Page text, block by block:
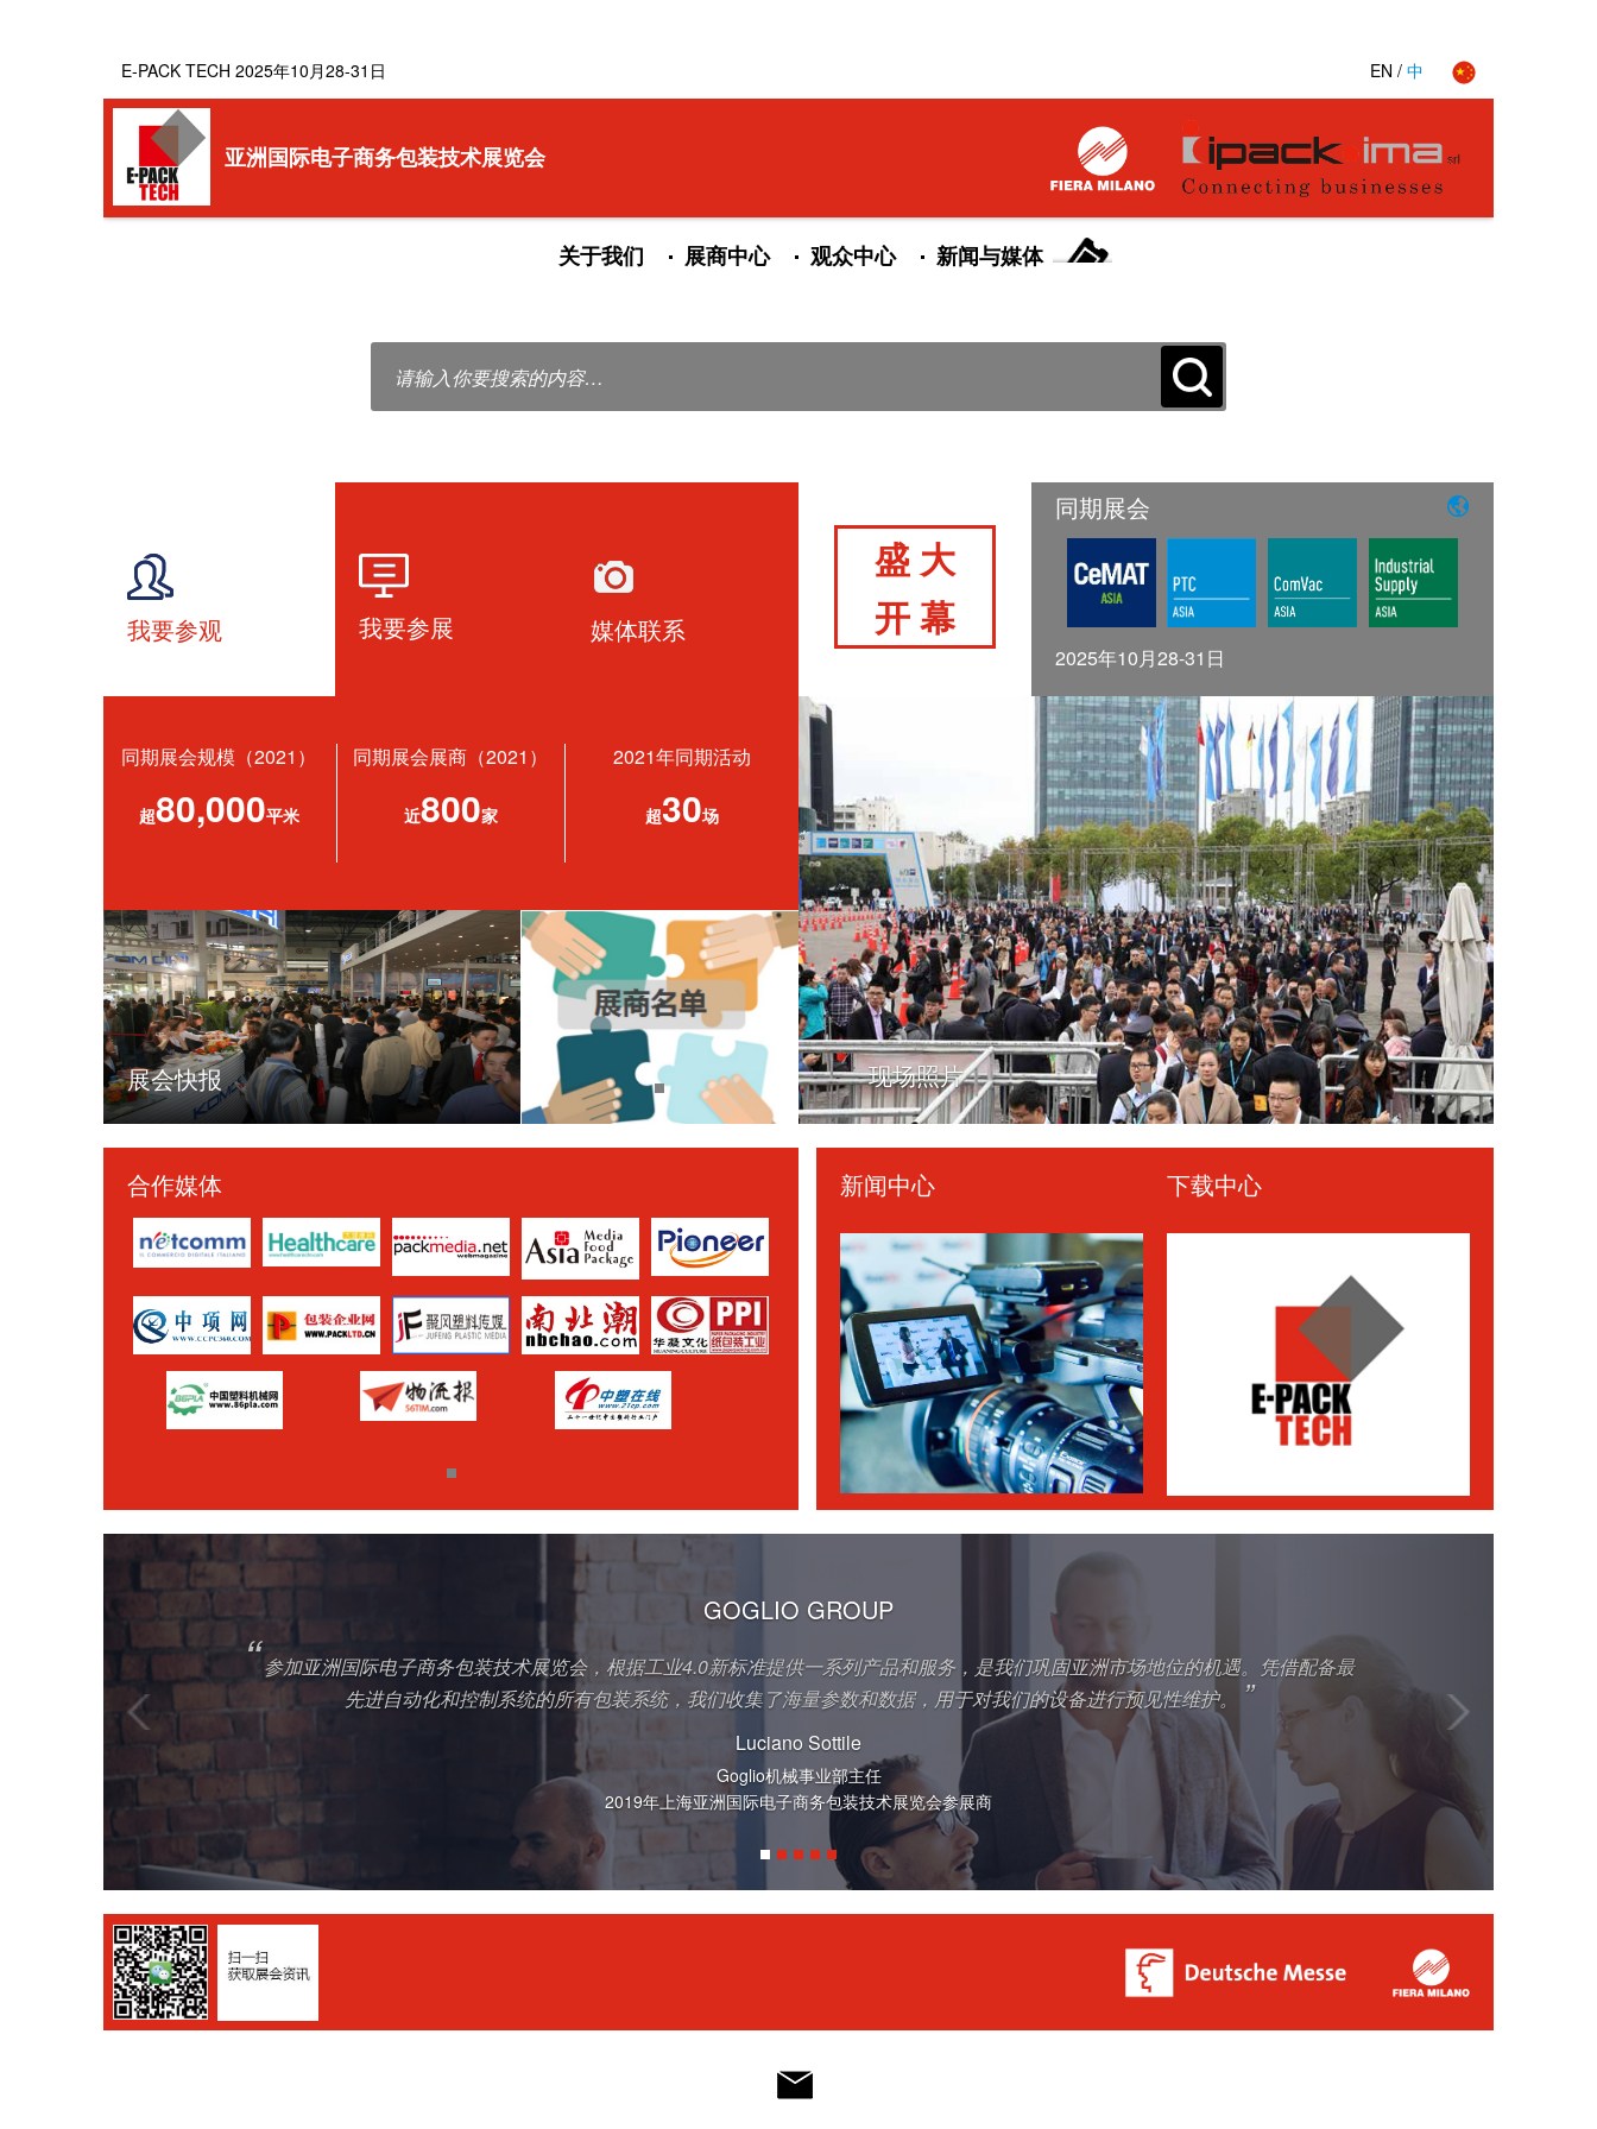
E-PACK TECH 2025年10月28-31日 EN / 中
亚洲国际电子商务包装技术展览会
关于我们
展品范围
Fax:+86-21-20557100
展商中心
Fax:+86-21-20557100
观众中心 新闻与媒体
Fax:+86-21-20557100
我要参观 我要参展 媒体联系
盛 大
开 幕
同期展会
2025年10月28-31日
同期展会规模（2021）
超80,000平米
同期展会展商（2021）
近800家
2021年同期活动
超30场
展会快报 现场照片
合作媒体 新闻中心 下载中心
GOGLIO GROUP
“ 参加亚洲国际电子商务包装技术展览会，根据工业4.0新标准提供一系列产品和服务，是我们巩固亚洲市场地位的机遇。凭借配备最
先进自动化和控制系统的所有包装系统，我们收集了海量参数和数据，用于对我们的设备进行预见性维护。
”
Luciano Sottile
Goglio机械事业部主任
2019年上海亚洲国际电子商务包装技术展览会参展商
Previous Next